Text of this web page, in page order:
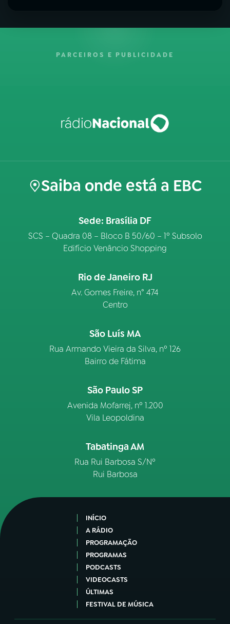
PARCEIROS E PUBLICIDADE
Saiba onde está a EBC
Sede: Brasília DF
SCS – Quadra 08 – Bloco B 50/60 – 1º Subsolo
Edifício Venâncio Shopping
Rio de Janeiro RJ
Av. Gomes Freire, n° 474
Centro
São Luís MA
Rua Armando Vieira da Silva, nº 126
Bairro de Fátima
São Paulo SP
Avenida Mofarrej, nº 1.200
Vila Leopoldina
Tabatinga AM
Rua Rui Barbosa S/Nº
Rui Barbosa
INÍCIO
A RÁDIO
PROGRAMAÇÃO
PROGRAMAS
PODCASTS
VIDEOCASTS
ÚLTIMAS
FESTIVAL DE MÚSICA